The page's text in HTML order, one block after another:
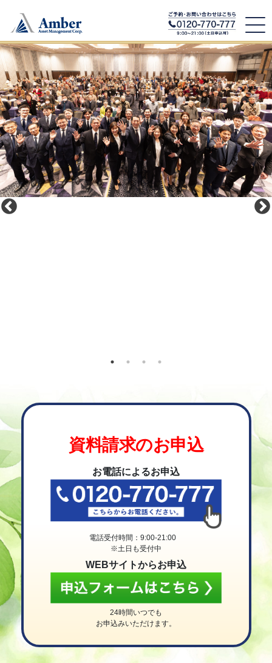
資料請求のお申込
お電話によるお申込
電話受付時間：9:00-21:00
※土日も受付中
WEBサイトからお申込
24時間いつでも
お申込みいただけます。